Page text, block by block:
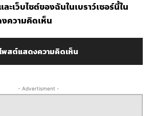
ะเว็บไซต์ของฉันในเบราว์เซอร์นี้ใน
ความคิดเห็น
- Advertisment -